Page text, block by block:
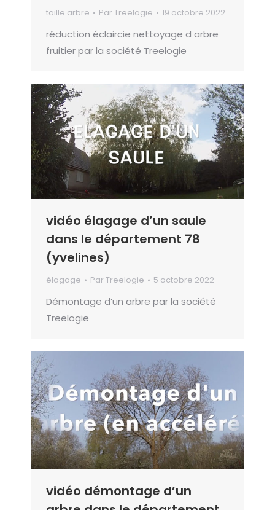
taille arbre Par Treelogie 19 octobre 2022
réduction éclaircie nettoyage d arbre
fruitier par la société Treelogie
vidéo élagage d’un saule
dans le département 78
(yvelines)
élagage Par Treelogie 5 octobre 2022
Démontage d’un arbre par la société
Treelogie
vidéo démontage d’un